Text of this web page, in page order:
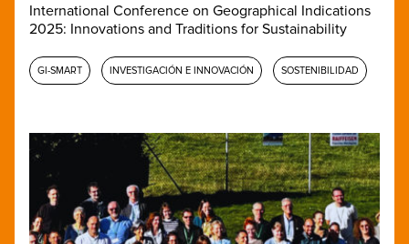
International Conference on Geographical Indications
2025: Innovations and Traditions for Sustainability
GI-SMART INVESTIGACIÓN E INNOVACIÓN SOSTENIBILIDAD